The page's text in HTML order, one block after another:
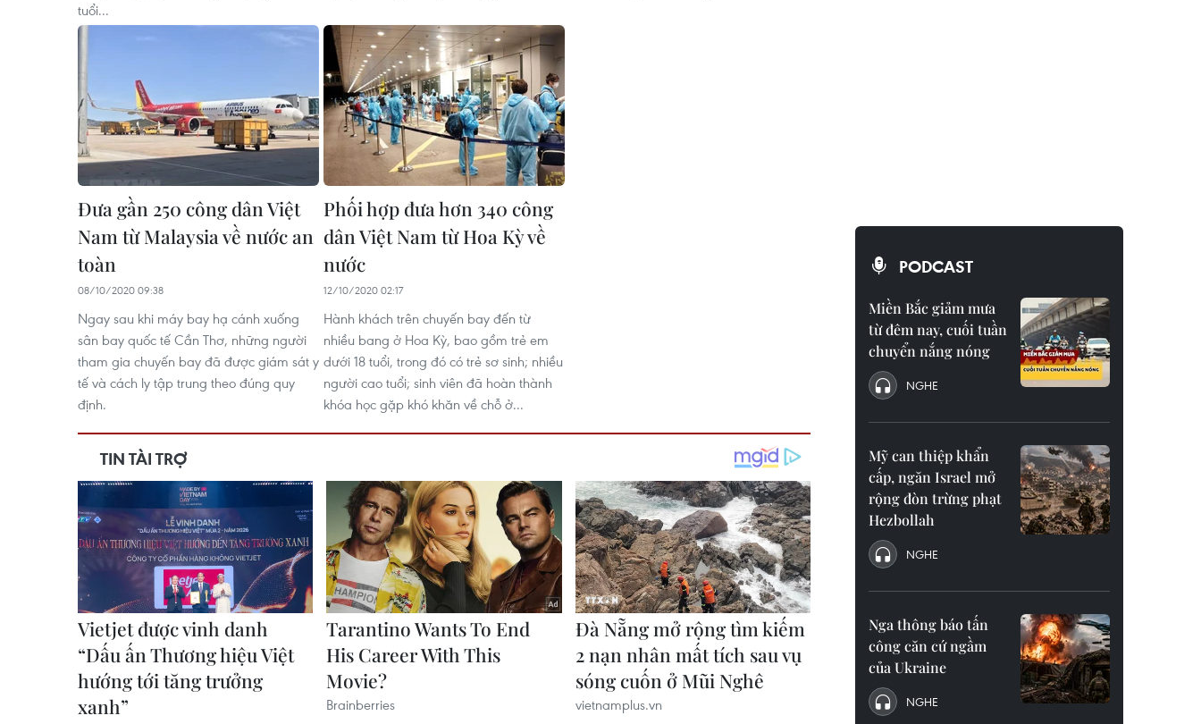
tuổi...
Đưa gần 250 công dân Việt
Nam từ Malaysia về nước an
toàn
08/10/2020 09:38
Ngay sau khi máy bay hạ cánh xuống
sân bay quốc tế Cần Thơ, những người
tham gia chuyến bay đã được giám sát y
tế và cách ly tập trung theo đúng quy
định.
Phối hợp đưa hơn 340 công
dân Việt Nam từ Hoa Kỳ về
nước
12/10/2020 02:17
Hành khách trên chuyến bay đến từ
nhiều bang ở Hoa Kỳ, bao gồm trẻ em
dưới 18 tuổi, trong đó có trẻ sơ sinh; nhiều
người cao tuổi; sinh viên đã hoàn thành
khóa học gặp khó khăn về chỗ ở...
PODCAST
Miền Bắc giảm mưa
từ đêm nay, cuối tuần
chuyển nắng nóng
NGHE
Mỹ can thiệp khẩn
cấp, ngăn Israel mở
rộng đòn trừng phạt
Hezbollah
NGHE
Nga thông báo tấn
công căn cứ ngầm
của Ukraine
NGHE